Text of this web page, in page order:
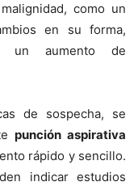
como un
en su forma,
un aumento de
de sospecha, se
punción aspirativa
rápido y sencillo.
indicar estudios